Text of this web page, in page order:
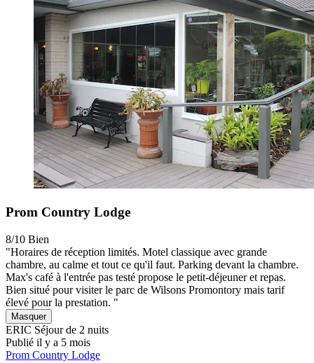
Prom Country Lodge
8/10 Bien
"Horaires de réception limités. Motel classique avec grande
chambre, au calme et tout ce qu'il faut. Parking devant la chambre.
Max's café à l'entrée pas testé propose le petit-déjeuner et repas.
Bien situé pour visiter le parc de Wilsons Promontory mais tarif
élevé pour la prestation. "
Masquer
ERIC Séjour de 2 nuits
Publié il y a 5 mois
Prom Country Lodge